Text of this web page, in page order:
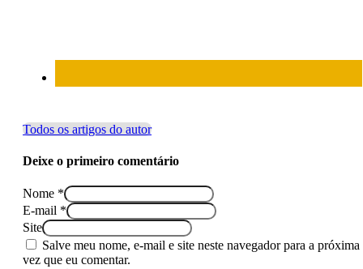
Todos os artigos do autor
Deixe o primeiro comentário
Nome *
E-mail *
Site
Salve meu nome, e-mail e site neste navegador para a próxima
vez que eu comentar.